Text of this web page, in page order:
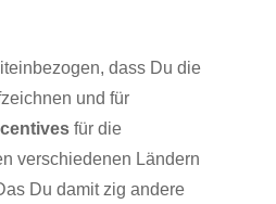
dass Du die
und für
für die
verschiedenen Ländern
Du damit zig andere